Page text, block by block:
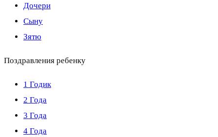
Дочери
Сыну
Зятю
Поздравления ребенку
1 Годик
2 Года
3 Года
4 Года